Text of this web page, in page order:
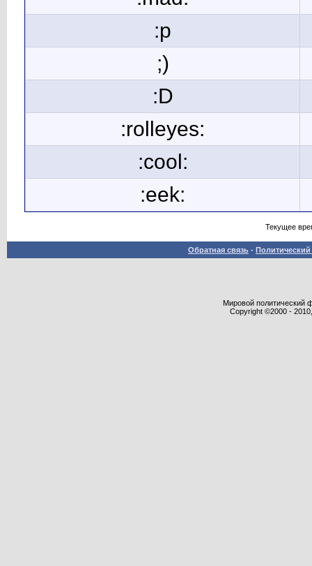
:p
;)
:D
:rolleyes:
:cool:
:eek:
Текущее
Обратная связь -
Мировой политический
Copyright ©2000 -